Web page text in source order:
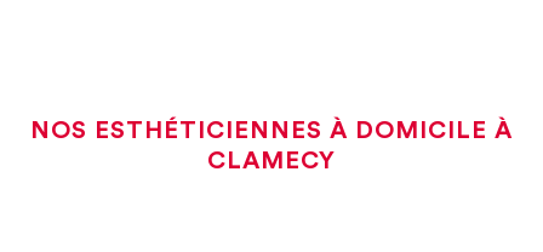
NOS ESTHÉTICIENNES À DOMICILE À
CLAMECY